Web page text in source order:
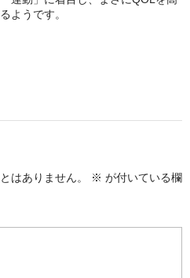
策
ようです。
はありません。
※ が付いている欄